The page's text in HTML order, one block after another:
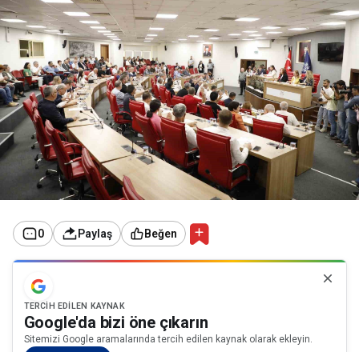
0 Paylaş Beğen
TERCIH EDILEN KAYNAK
Google'da bizi öne çıkarın
Sitemizi Google aramalarında tercih edilen kaynak olarak ekleyin.